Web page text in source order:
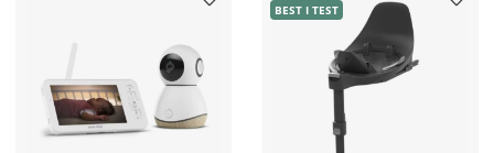
BEST I TEST